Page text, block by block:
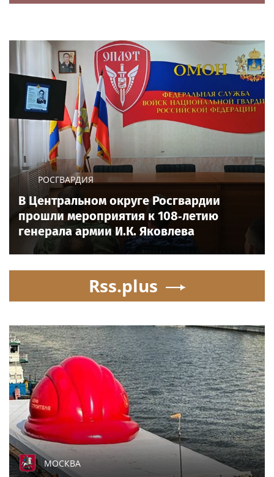
РОСГВАРДИЯ
В Центральном округе Росгвардии
прошли мероприятия к 108‑летию
генерала армии И.К. Яковлева
Rss.plus
МОСКВА